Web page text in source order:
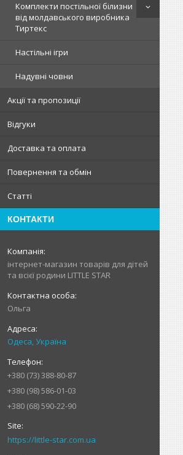
Комплекти постільної білизни
від молдавського виробника
Тиртекс
Настільні ігри
Надувні човни
Акції та пропозиції
Відгуки
Доставка та оплата
Повернення та обмін
Статті
КОНТАКТИ
інтернет-магазин товарів для дітей
та всієї родини LITTLE STAR
Ольга
Одеса, Україна
+380 (73) 388-80-87
+380 (98) 586-01-03
+380 (68) 590-22-90
https://little-star.com.ua